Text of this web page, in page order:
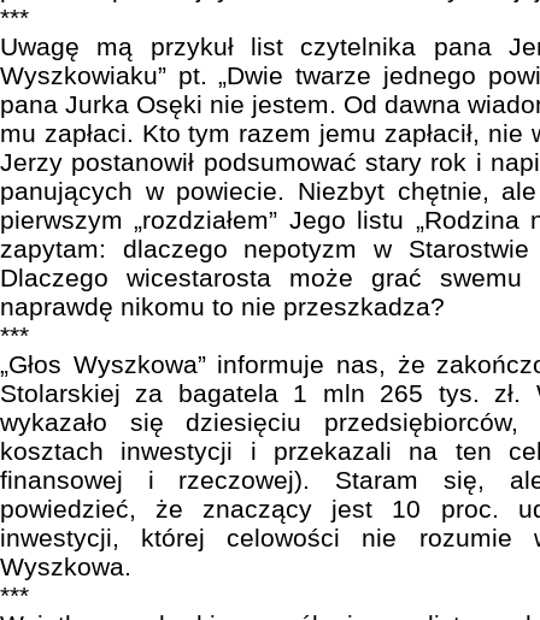
***
Uwagę mą przykuł list czytelnika pana
Wyszkowiaku” pt. „Dwie twarze jednego
pana Jurka Osęki nie jestem. Od dawna
mu zapłaci. Kto tym razem jemu zapłacił,
Jerzy postanowił podsumować stary rok i
panujących w powiecie. Niezbyt chętnie,
pierwszym „rozdziałem” Jego listu
zapytam: dlaczego nepotyzm w
Dlaczego wicestarosta może grać
naprawdę nikomu to nie przeszkadza?
***
„Głos Wyszkowa” informuje nas, że
Stolarskiej za bagatela 1 mln 265 tys. zł.
wykazało się dziesięciu
kosztach inwestycji i przekazali na ten
finansowej i rzeczowej). Staram się,
powiedzieć, że znaczący jest 10 proc.
inwestycji, której celowości nie rozumie
Wyszkowa.
***